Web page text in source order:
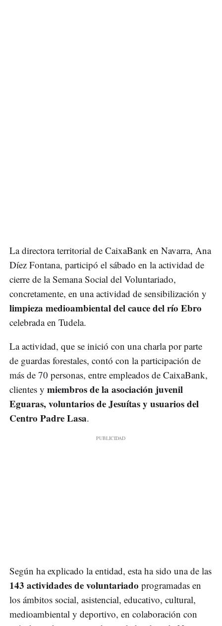
La directora territorial de CaixaBank en Navarra, Ana
Díez Fontana, participó el sábado en la actividad de
cierre de la Semana Social del Voluntariado,
concretamente, en una actividad de sensibilización y
limpieza medioambiental del cauce del río Ebro
celebrada en Tudela.
La actividad, que se inició con una charla por parte
de guardas forestales, contó con la participación de
más de 70 personas, entre empleados de CaixaBank,
clientes y miembros de la asociación juvenil
Eguaras, voluntarios de Jesuítas y usuarios del
Centro Padre Lasa.
Según ha explicado la entidad, esta ha sido una de las
143 actividades de voluntariado programadas en
los ámbitos social, asistencial, educativo, cultural,
medioambiental y deportivo, en colaboración con